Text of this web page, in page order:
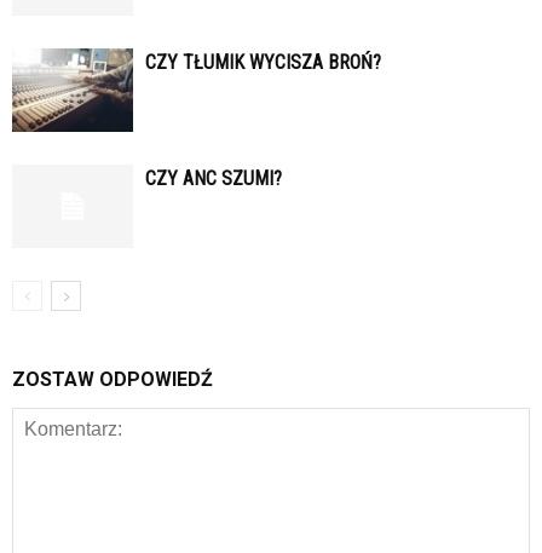
CZY TŁUMIK WYCISZA BROŃ?
CZY ANC SZUMI?
ZOSTAW ODPOWIEDŹ